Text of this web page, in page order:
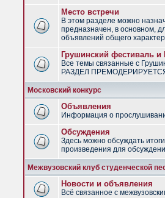
Место встречи
В этом разделе можно
предназначен, в основном,
объявлений общего
Грушинский фестиваль
Все темы связанные с
РАЗДЕЛ
Московский конкурс
Объявления
Информация о
Обсуждения
Здесь можно обсуждать
произведения для
Межвузовский клуб студенческой
Новости и объявления
Всё связанное с